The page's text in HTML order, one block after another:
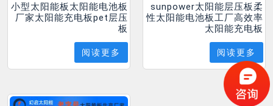
小型太阳能板太阳能电池板
厂家太阳能充电板pet层压
板
阅读更多
sunpower太阳能层压板柔
性太阳能电池板工厂高效率
太阳能充电板
阅读更多